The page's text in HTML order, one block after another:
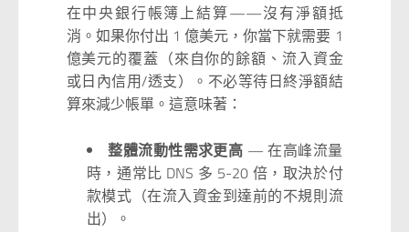
在中央銀行帳簿上結算——沒有淨額抵
消。如果你付出 1 億美元，你當下就需要 1
億美元的覆蓋（來自你的餘額、流入資金
或日內信用/透支）。不必等待日終淨額結
算來減少帳單。這意味著：
整體流動性需求更高 — 在高峰流量
時，通常比 DNS 多 5-20 倍，取決於付
款模式（在流入資金到達前的不規則流
出）。